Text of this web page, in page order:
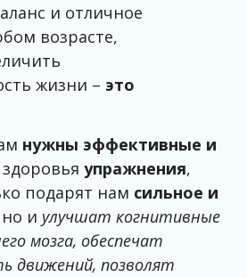
и отличное
возрасте,
жизни – это
нужны эффективные и
упражнения,
подарят нам сильное и
и улучшат когнитивные
мозга, обеспечат
движений, позволят